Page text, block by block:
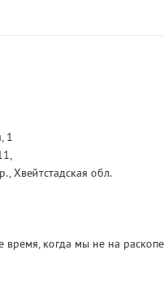
1
Хвейтстадская обл.
время, когда мы не на